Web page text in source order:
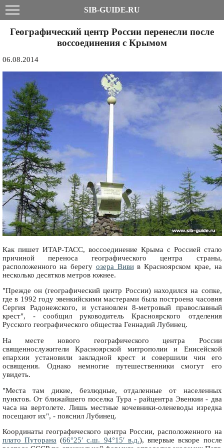
SIB-GUIDE.RU
Географический центр России перенесли после
воссоединения с Крымом
06.08.2014
Как пишет ИТАР-ТАСС, воссоединение Крыма с Россией стало
причиной переноса географического центра страны,
расположенного на берегу озера Вивив Красноярском крае, на
несколько десятков метров южнее.
"Прежде он (географический центр России) находился на сопке,
где в 1992 году эвенкийскими мастерами была построена часовня
Сергия Радонежского, и установлен 8-метровый православный
крест", - сообщил руководитель Красноярского отделения
Русского географического общества Геннадий Лубинец.
На месте нового географического центра России
священнослужители Красноярской митрополии и Енисейской
епархии установили закладной крест и совершили чин его
освящения. Однако немногие путешественники смогут его
увидеть.
"Места там дикие, безлюдные, отдаленные от населенных
пунктов. От ближайшего поселка Тура - райцентра Эвенкии - два
часа на вертолете. Лишь местные кочевники-оленеводы изредка
посещают их", - пояснил Лубинец.
Координаты географического центра России, расположенного на
плато Путорана(66°25′ с.ш. 94°15′ в.д.), впервые вскоре после